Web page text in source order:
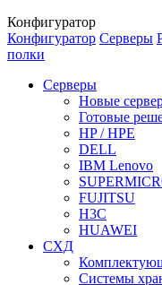
Конфигуратор
Конфигуратор Серверы
полки
Серверы
Новые
Готовые
HP / HPE
DELL
IBM Lenovo
FUJITSU
H3C
HUAWEI
СХД
Системы